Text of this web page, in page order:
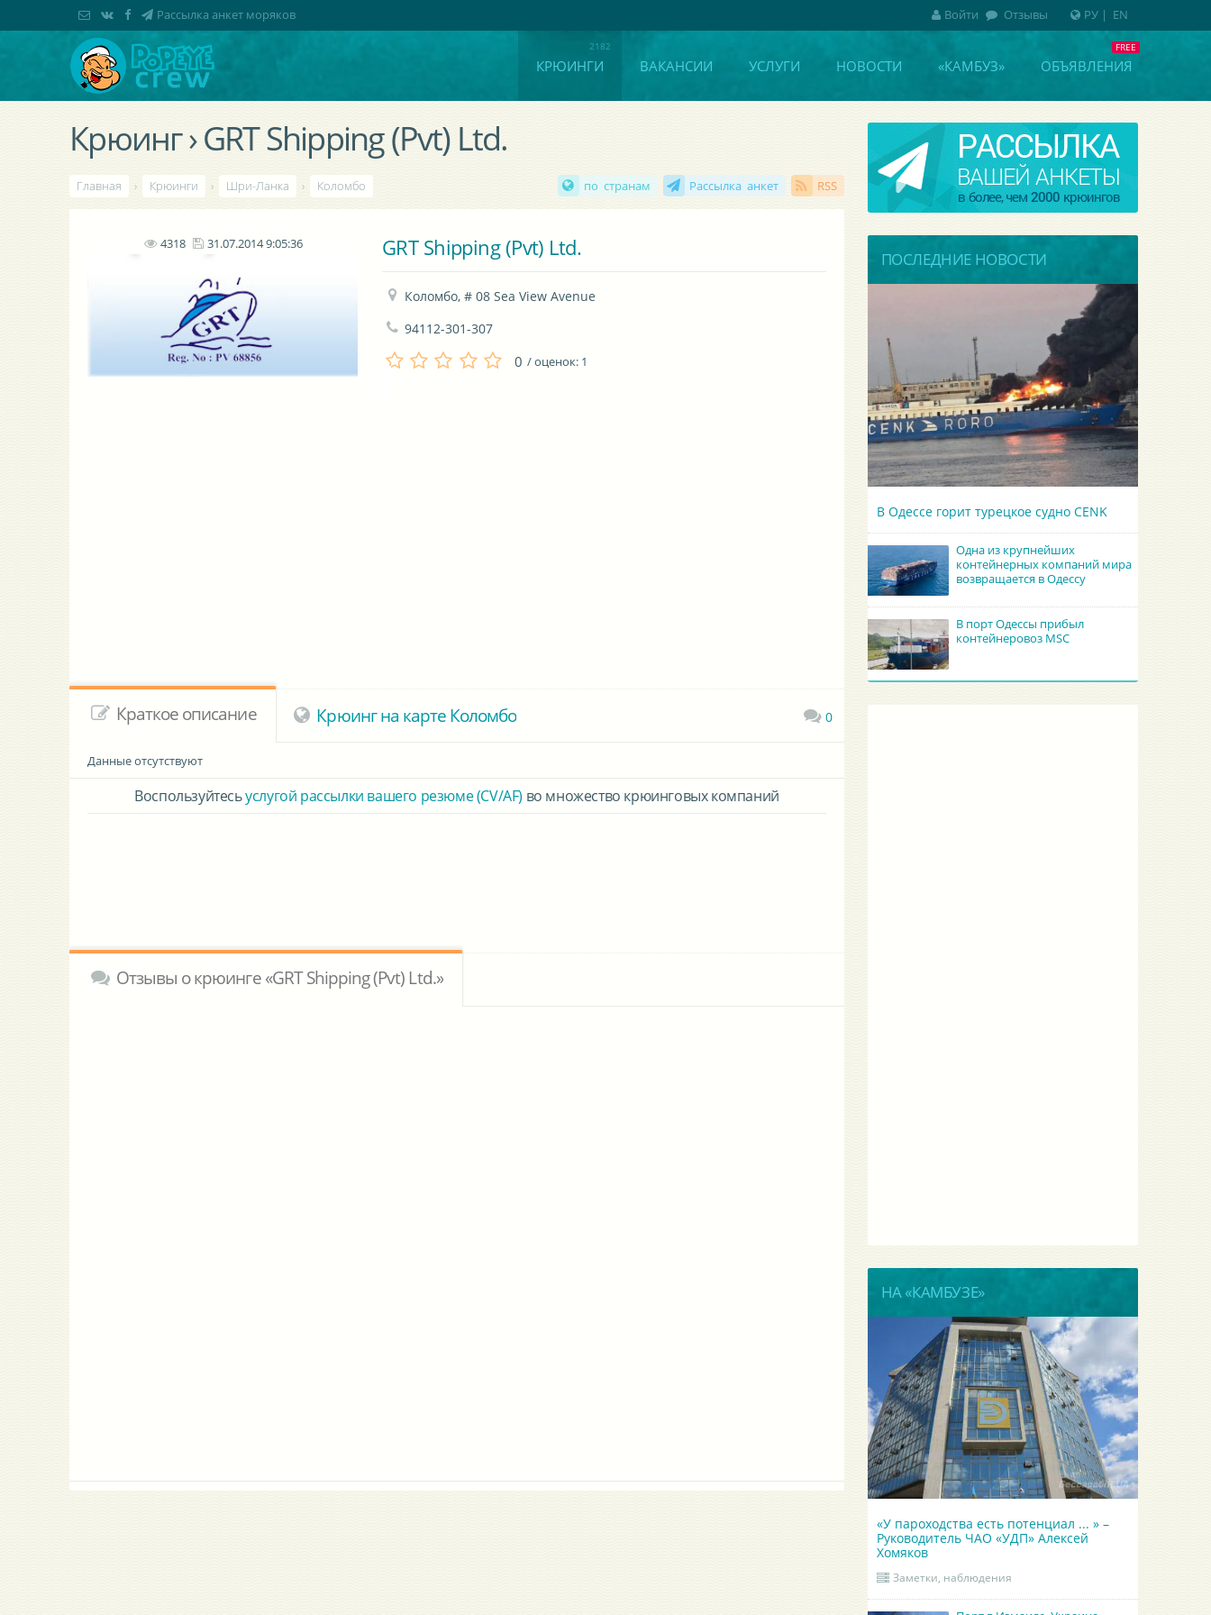
КРЮИНГИ ВАКАНСИИ УСЛУГИ НОВОСТИ «КАМБУЗ» ОБЪЯВЛЕНИЯ
Крюинг › GRT Shipping (Pvt) Ltd.
Главная › Крюинги › Шри-Ланка › Коломбо по странам Рассылка анкет RSS
4318 31.07.2014 9:05:36 GRT Shipping (Pvt) Ltd.
Коломбо, # 08 Sea View Avenue
94112-301-307
0 / оценок: 1
Краткое описание Крюинг на карте Коломбо 0
Данные отсутствуют
Воспользуйтесьуслугой рассылки вашего резюме (CV/AF) во множество крюинговых компаний
Отзывы о крюинге «GRT Shipping (Pvt) Ltd.»
ПОСЛЕДНИЕ НОВОСТИ
В Одессе горит турецкое судно CENK
Одна из крупнейших
контейнерных компаний мира
возвращается в Одессу
В порт Одессы прибыл
контейнеровоз MSC
НА «КАМБУЗЕ»
«У пароходства есть потенциал ... » –
Руководитель ЧАО «УДП» Алексей
Хомяков
Заметки, наблюдения
РУ| EN
Рассылка анкет моряков Войти Отзывы